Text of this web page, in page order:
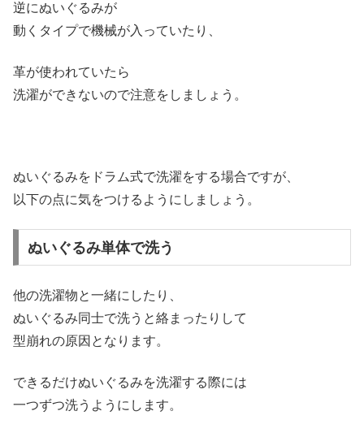
逆にぬいぐるみが
動くタイプで機械が入っていたり、
革が使われていたら
洗濯ができないので注意をしましょう。
ぬいぐるみをドラム式で洗濯をする場合ですが、
以下の点に気をつけるようにしましょう。
ぬいぐるみ単体で洗う
他の洗濯物と一緒にしたり、
ぬいぐるみ同士で洗うと絡まったりして
型崩れの原因となります。
できるだけぬいぐるみを洗濯する際には
一つずつ洗うようにします。